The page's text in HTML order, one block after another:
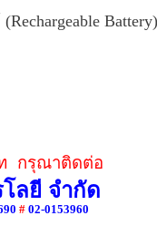
Battery)
กรุณาติดต่อ
ลยี จำกัด
# 02-0153960